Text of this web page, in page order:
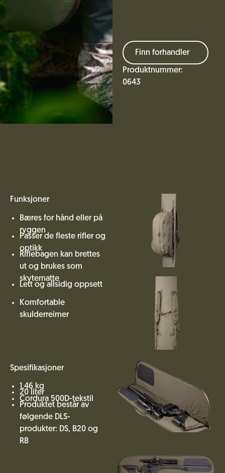
Finn forhandler
Produktnummer:
0643
Funksjoner
Bæres for hånd eller på
ryggen
Passer de fleste rifler og
optikk
Riflebagen kan brettes
ut og brukes som
skytematte
Lett og allsidig oppsett
Komfortable
skulderreimer
Spesifikasjoner
1,46 kg
20 liter
Cordura 500D-tekstil
Produktet består av
følgende DLS-
produkter: DS, B20 og
RB